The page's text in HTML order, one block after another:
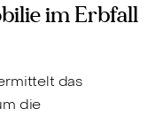
im Erbfall
das
die